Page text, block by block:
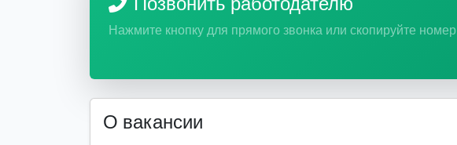
Нажмите кнопку для прямого звонка или скопируйте номер
О вакансии